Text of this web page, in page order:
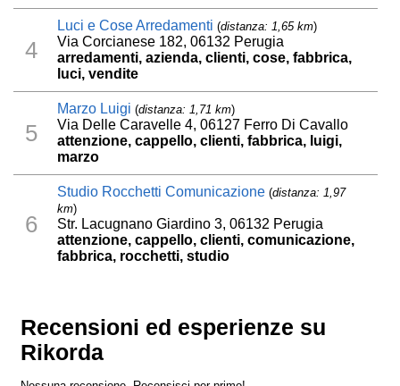
4
Luci e Cose Arredamenti (distanza: 1,65 km)
Via Corcianese 182, 06132 Perugia
arredamenti, azienda, clienti, cose, fabbrica,
luci, vendite
5
Marzo Luigi (distanza: 1,71 km)
Via Delle Caravelle 4, 06127 Ferro Di Cavallo
attenzione, cappello, clienti, fabbrica, luigi,
marzo
6
Studio Rocchetti Comunicazione (distanza: 1,97
km)
Str. Lacugnano Giardino 3, 06132 Perugia
attenzione, cappello, clienti, comunicazione,
fabbrica, rocchetti, studio
Recensioni ed esperienze su
Rikorda